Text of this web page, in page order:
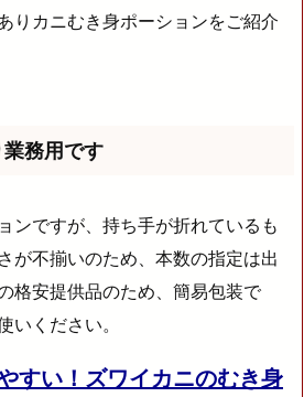
りカニむき身ポーションをご紹介
務用です
ンですが、持ち手が折れているも
が不揃いのため、本数の指定は出
格安提供品のため、簡易包装で
いください。
すい！ズワイカニのむき身